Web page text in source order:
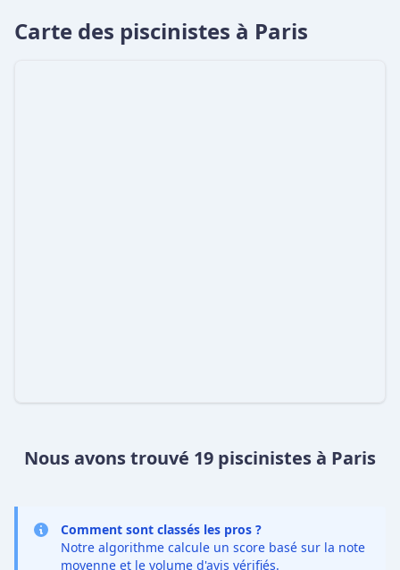
Carte des piscinistes à Paris
Nous avons trouvé 19 piscinistes à Paris
Comment sont classés les pros ?
Notre algorithme calcule un score basé sur la note
moyenne et le volume d'avis vérifiés.